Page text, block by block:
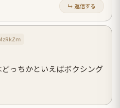
↳ 返信する
っちかといえばボクシング